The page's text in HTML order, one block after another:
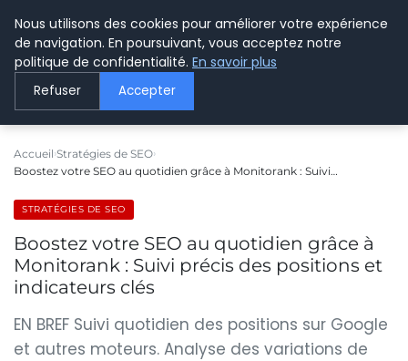
LE WEBMARKETING
Accueil Stratégies de SEO
Boostez votre SEO au quotidien grâce à Monitorank : Suivi…
STRATÉGIES DE SEO
Boostez votre SEO au quotidien grâce à
Monitorank : Suivi précis des positions et
indicateurs clés
EN BREF Suivi quotidien des positions sur Google
et autres moteurs. Analyse des variations de
Nous utilisons des cookies pour améliorer votre expérience
de navigation. En poursuivant, vous acceptez notre
politique de confidentialité. En savoir plus
Refuser Accepter